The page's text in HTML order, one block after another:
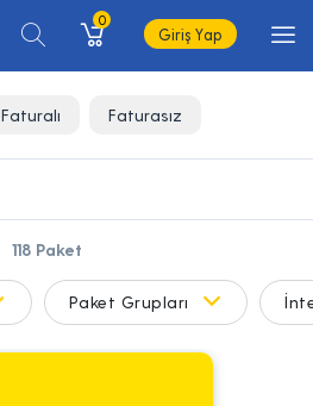
0
Giriş Yap
Faturalı Faturasız
118Paket
Paket Grupları